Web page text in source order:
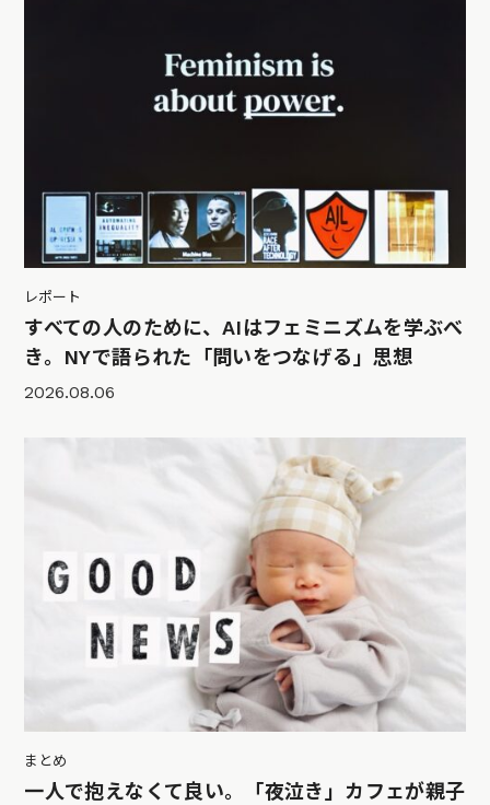
レポート
すべての人のために、AIはフェミニズムを学ぶべ
き。NYで語られた「問いをつなげる」思想
2026.08.06
まとめ
一人で抱えなくて良い。「夜泣き」カフェが親子